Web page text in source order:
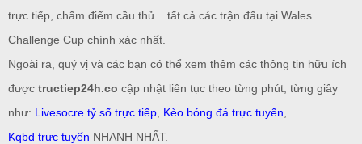
trực tiếp, chấm điểm cầu thủ... tất cả các trận đấu tại Wales
Challenge Cup chính xác nhất.
Ngoài ra, quý vị và các bạn có thể xem thêm các thông tin hữu ích
được tructiep24h.co cập nhật liên tục theo từng phút, từng giây
như: Livesocre tỷ số trực tiếp Kèo bóng đá trực tuyến
Kqbd trực tuyến NHANH NHẤT.